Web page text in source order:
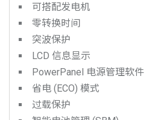
可搭配发电机
零转换时间
突波保护
LCD 信息显示
PowerPanel 电源管理软件
省电 (ECO) 模式
过载保护